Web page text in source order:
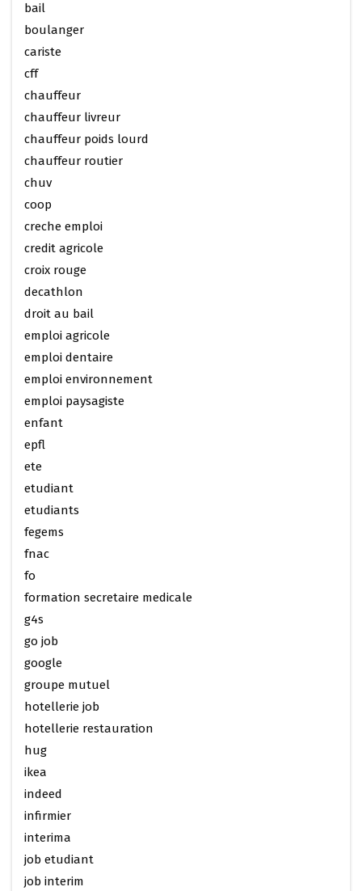
bail
boulanger
cariste
cff
chauffeur
chauffeur livreur
chauffeur poids lourd
chauffeur routier
chuv
coop
creche emploi
credit agricole
croix rouge
decathlon
droit au bail
emploi agricole
emploi dentaire
emploi environnement
emploi paysagiste
enfant
epfl
ete
etudiant
etudiants
fegems
fnac
fo
formation secretaire medicale
g4s
go job
google
groupe mutuel
hotellerie job
hotellerie restauration
hug
ikea
indeed
infirmier
interima
job etudiant
job interim